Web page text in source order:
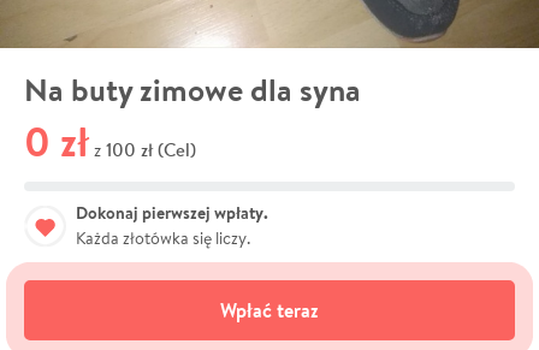
Na buty zimowe dla syna
0 zł z 100 zł (Cel)
Dokonaj pierwszej wpłaty.
Każda złotówka się liczy.
Wpłać teraz